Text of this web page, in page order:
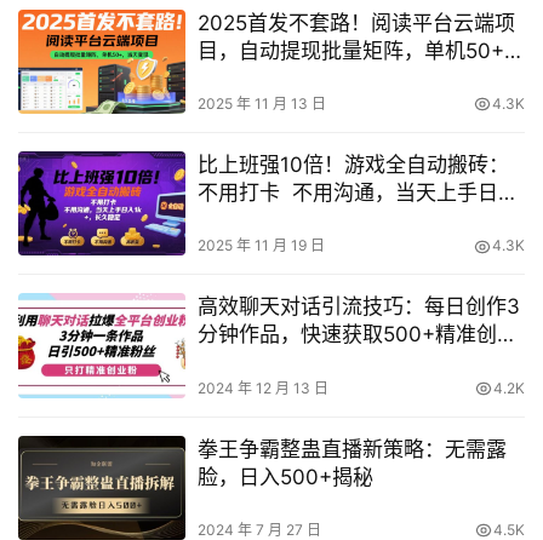
2025首发不套路！阅读平台云端项
目，自动提现批量矩阵，单机50+，
2025 年 11 月 13 日 4.3K
比上班强10倍！游戏全自动搬砖：
不用打卡 不用沟通，当天上手日入
2025 年 11 月 19 日 4.3K
高效聊天对话引流技巧：每日创作3
分钟作品，快速获取500+精准创业
2024 年 12 月 13 日 4.2K
拳王争霸整蛊直播新策略：无需露
脸，日入500+揭秘
2024 年 7 月 27 日 4.5K